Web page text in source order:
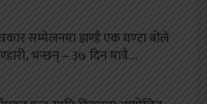
सम्मेलनमा झण्डै एक घण्टा बोले
भन्छन् – ३७ दिन मात्रै…